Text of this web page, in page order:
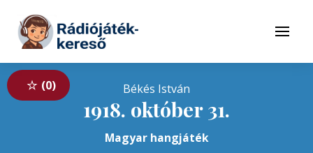
Tovább a tartalomhoz
Menü
0 Békés István
1918. október 31.
Magyar hangjáték